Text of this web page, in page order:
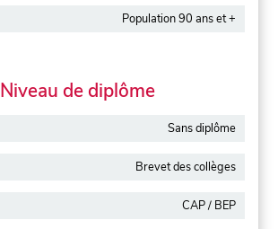
Population 90 ans et +
Niveau de diplôme
Sans diplôme
Brevet des collèges
CAP / BEP